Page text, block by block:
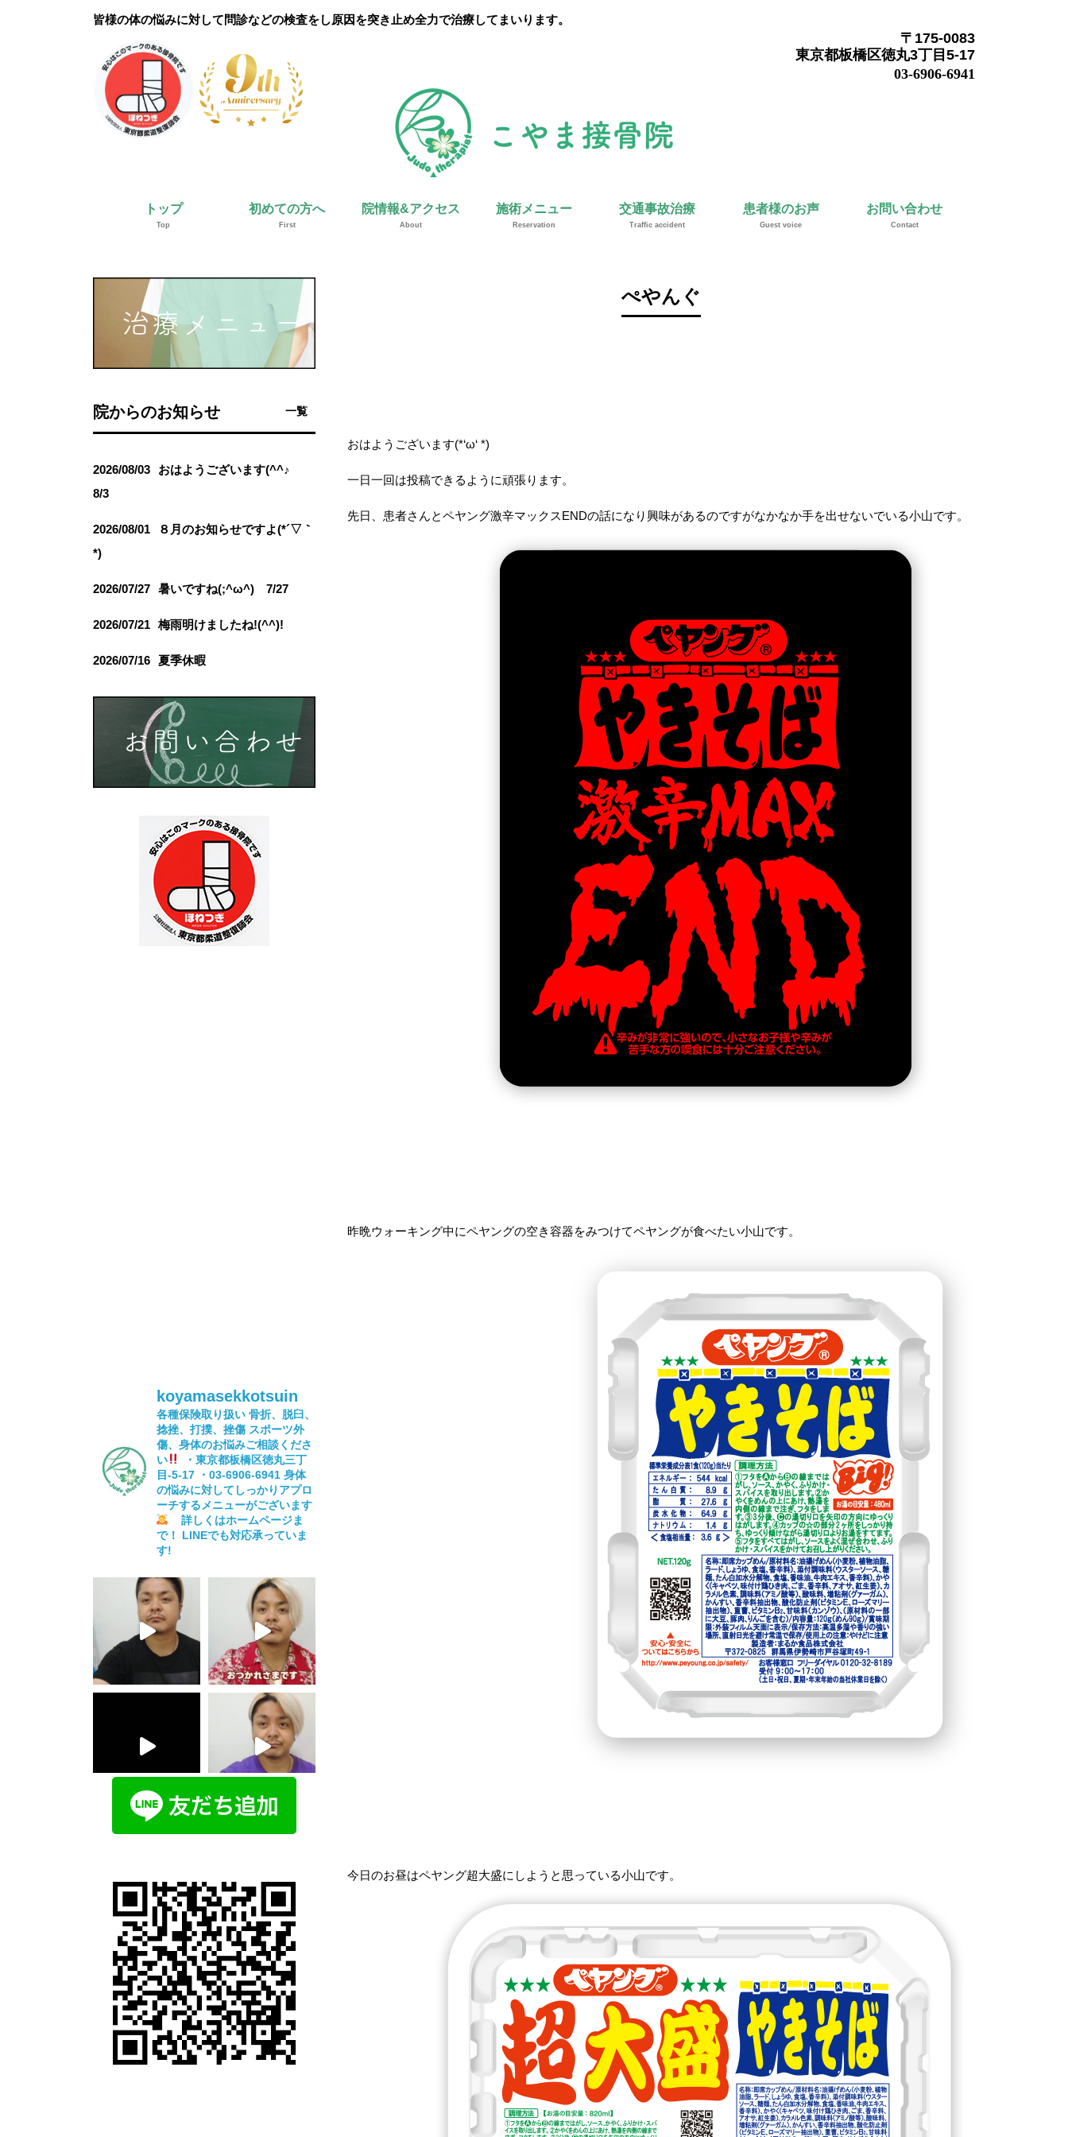
皆様の体の悩みに対して問診などの検査をし原因を突き止め全力で治療してまいります。
〒175-0083
東京都板橋区徳丸3丁目5-17
03-6906-6941
トップ
Top
初めての方へ
First
院情報&アクセス
About
施術メニュー
Reservation
交通事故治療
Traffic accident
患者様のお声
Guest voice
お問い合わせ
Contact
ぺやんぐ
おはようございます(*‘ω‘ *)
一日一回は投稿できるように頑張ります。
先日、患者さんとペヤング激辛マックスENDの話になり興味があるのですがなかなか手を出せないでいる小山です。
昨晩ウォーキング中にペヤングの空き容器をみつけてペヤングが食べたい小山です。
今日のお昼はペヤング超大盛にしようと思っている小山です。
院からのお知らせ 一覧
2026/08/03
おはようございます(^^♪
8/3
2026/08/01
８月のお知らせですよ(*´▽｀
*)
2026/07/27 暑いですね(;^ω^) 7/27
2026/07/21 梅雨明けましたね!(^^)!
2026/07/16 夏季休暇
koyamasekkotsuin
各種保険取り扱い 骨折、脱臼、
捻挫、打撲、挫傷 スポーツ外
傷、身体のお悩みご相談くださ
い
・東京都板橋区徳丸三丁
目-5-17 ・03-6906-6941 身体
の悩みに対してしっかりアプロ
ーチするメニューがございます
詳しくはホームページま
で！
LINEでも対応承っていま
す!